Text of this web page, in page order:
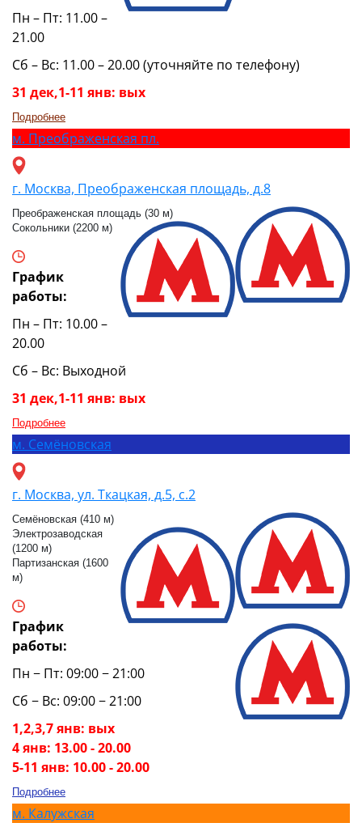
Пн – Пт: 11.00 –
21.00
Сб – Вс: 11.00 – 20.00 (уточняйте по телефону)
31 дек,1-11 янв: вых
Подробнее
м. Преображенская пл.
г. Москва, Преображенская площадь, д.8
Преображенская площадь (30 м)
Сокольники (2200 м)
График
работы:
Пн – Пт: 10.00 –
20.00
Сб – Вс: Выходной
31 дек,1-11 янв: вых
Подробнее
м. Семёновская
г. Москва, ул. Ткацкая, д.5, с.2
Семёновская (410 м)
Электрозаводская
(1200 м)
Партизанская (1600
м)
График
работы:
Пн − Пт: 09:00 − 21:00
Сб − Вс: 09:00 − 21:00
1,2,3,7 янв: вых
4 янв: 13.00 - 20.00
5-11 янв: 10.00 - 20.00
Подробнее
м. Калужская